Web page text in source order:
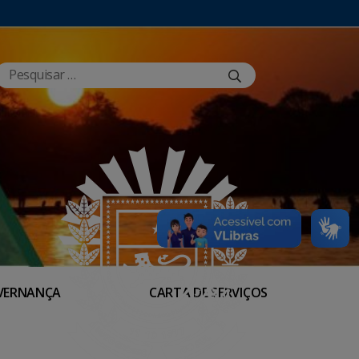
CARTA DE SERVIÇOS